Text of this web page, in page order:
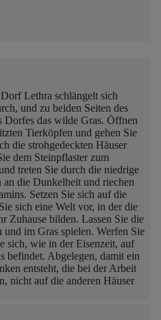
Lethra schlängelt sich
und zu beiden Seiten des
Dorfes das wilde Gras. Öffnen
Tierköpfen und gehen Sie
die strohgedeckten Häuser
dem Steinpflaster zum
treten Sie durch die niedrige
die Dunkelheit und riechen
Setzen Sie sich auf die
sich eine Welt vor, in der die
Zuhause bilden. Lassen Sie die
im Gras spielen. Werfen Sie
sich, wie in der Eisenzeit, auf
befindet. Abgelegen, damit ein
entsteht, die bei der Arbeit
nicht auf die anderen Häuser